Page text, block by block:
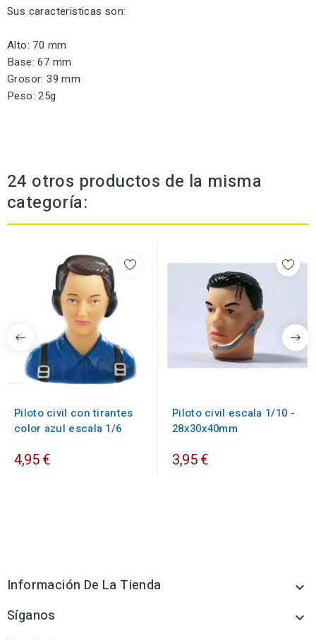
Sus caracteristicas son:
Alto: 70 mm
Base: 67 mm
Grosor: 39 mm
Peso: 25g
24 otros productos de la misma
categoría:
Piloto civil con tirantes
color azul escala 1/6
4,95 €
Piloto civil escala 1/10 -
28x30x40mm
3,95 €
Información De La Tienda 
Síganos 